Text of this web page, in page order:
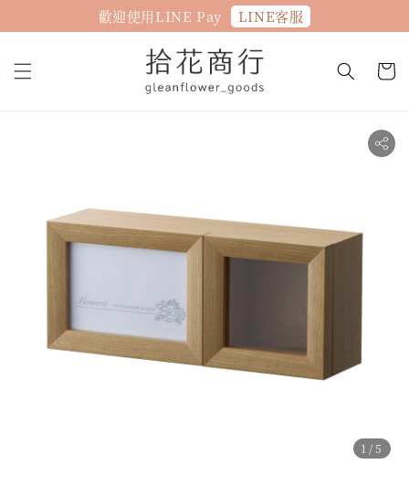
歡迎使用LINE Pay LINE客服
1 /5